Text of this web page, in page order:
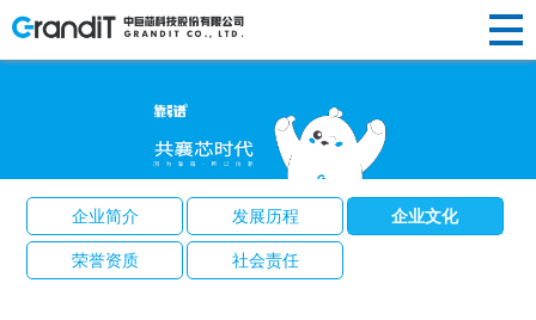
关于
我们
企业简介
发展历程
企业文化
荣誉资质
社会责任
PRODUCTS
产品
半导体晶
圆制造
硅/化合物
衬底片制
光纤光棒
制造
光伏制造
其他
R&D
研发
替代性研
发
定制化研
发
新闻
中心
声明公告
人力
人才招聘
INVESTOR
投资
者关
企业简介 发展历程 企业文化
荣誉资质 社会责任